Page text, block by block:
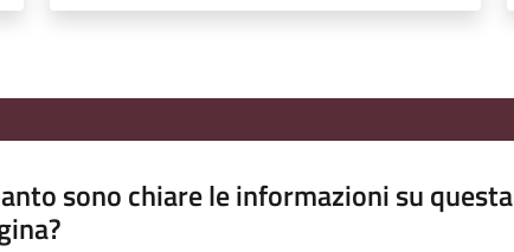
sono chiare le informazioni su questa